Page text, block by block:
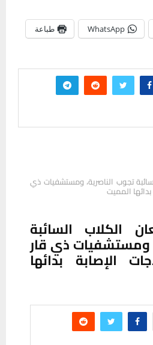
WhatsApp طباعة
تجوب الناصرية، ومستشفيات ذي
المميت
الكلاب السائبة
ومستشفيات ذي قار
الإصابة بدائها